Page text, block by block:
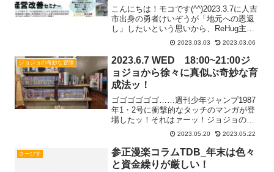
本県人吉市
こんにちは！モコです(^^)2023.3.7に人吉
市出身の勇者けいぞうが「地元への恩返
し」したいという思いから、ReHug主催
でセミナーを開催します！セミナー内容
インボイスや電子データの紙保存禁止と
いう国の新たな取り組みに対する具体的
な対応Read more...
2023.03.03 2023.03.06
ジョジョの奇妙な冒険
2023.6.7 WED 18:00~21:00ジ
ョジョから徐々に真似ぶ奇妙な育
成法ッ！
ゴゴゴゴゴゴ……週刊少年ジャンプ1987
年1・2号に衝撃的なタッチのマンガが登
場したッ！それはァーッ！ジョジョの奇
妙な冒険ッ！勇者けいぞうがジョジョか
ら学んでレベルアップしたこと（ごく一
部）ぼくは父を守るッ！ジョースター家
を守るッ！第１部 Read more...
2023.05.20 2023.05.22
さーびす
参正漫楽コラムTDB_年末は色々
と資金繰りが厳しい！